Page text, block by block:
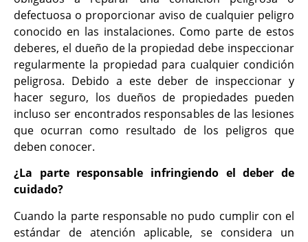
defectuosa o proporcionar aviso de cualquier peligro
conocido en las instalaciones. Como parte de estos
deberes, el dueño de la propiedad debe inspeccionar
regularmente la propiedad para cualquier condición
peligrosa. Debido a este deber de inspeccionar y
hacer seguro, los dueños de propiedades pueden
incluso ser encontrados responsables de las lesiones
que ocurran como resultado de los peligros que
deben conocer.
¿La parte responsable infringiendo el deber de
cuidado?
Cuando la parte responsable no pudo cumplir con el
estándar de atención aplicable, se considera un